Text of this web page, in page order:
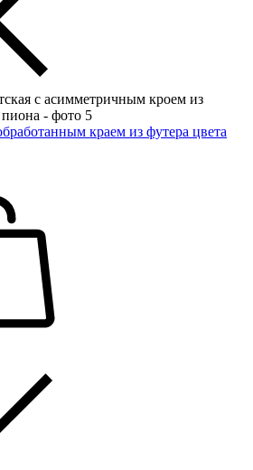
краем из футера цвета